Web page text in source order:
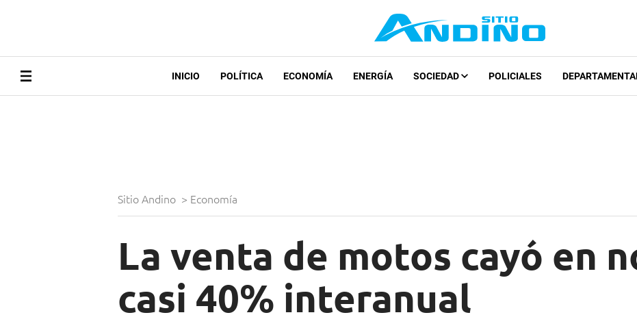
INICIO POLÍTICA ECONOMÍA ENERGÍA SOCIEDAD POLICIALES
Sitio Andino > Economía
La venta de motos cayó en
casi 40% interanual